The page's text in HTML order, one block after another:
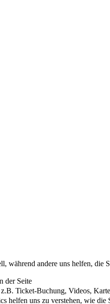
während andere uns helfen, die
der Seite
Ticket-Buchung, Videos,
uns zu verstehen, wie die